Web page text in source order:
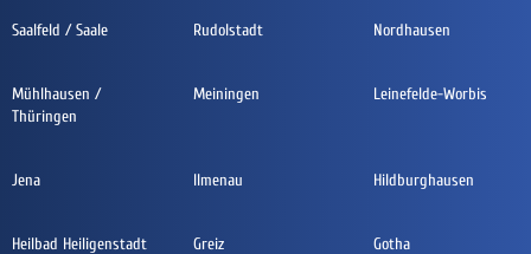
Saalfeld / Saale Rudolstadt Nordhausen
Mühlhausen /
Thüringen
Meiningen Leinefelde-Worbis
Jena Ilmenau Hildburghausen
Heilbad Heiligenstadt Greiz Gotha